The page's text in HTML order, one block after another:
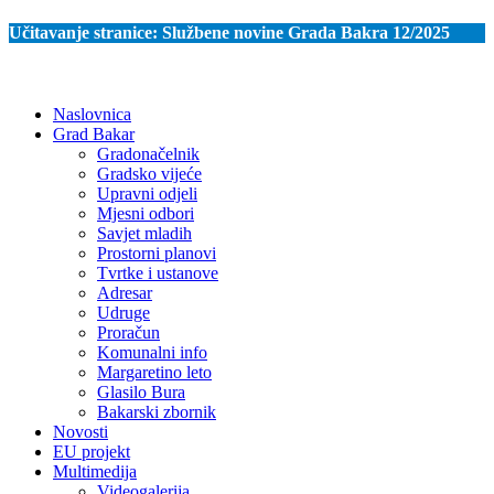
Učitavanje stranice: Službene novine Grada Bakra 12/2025
Naslovnica
Grad Bakar
Gradonačelnik
Gradsko vijeće
Upravni odjeli
Mjesni odbori
Savjet mladih
Prostorni planovi
Tvrtke i ustanove
Adresar
Udruge
Proračun
Komunalni info
Margaretino leto
Glasilo Bura
Bakarski zbornik
Novosti
EU projekt
Multimedija